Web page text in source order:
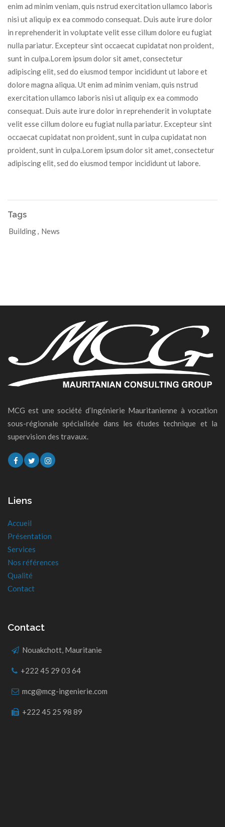
enim ad minim veniam, quis nstrud exercitation ullamco laboris
nisi ut aliquip ex ea commodo consequat. Duis aute irure dolor
in reprehenderit in voluptate velit esse cillum dolore eu fugiat
nulla pariatur. Excepteur sint occaecat cupidatat non proident,
sunt in culpa.Lorem ipsum dolor sit amet, consectetur
adipiscing elit, sed do eiusmod tempor incididunt ut labore et
dolore magna aliqua. Ut enim ad minim veniam, quis nstrud
exercitation ullamco laboris nisi ut aliquip ex ea commodo
consequat. Duis aute irure dolor in reprehenderit in voluptate
velit esse cillum dolore eu fugiat nulla pariatur. Excepteur sint
occaecat cupidatat non proident, sunt in culpa cupidatat non
proident, sunt in culpa.Lorem ipsum dolor sit amet, consectetur
adipiscing elit, sed do eiusmod tempor incididunt ut labore.
Tags
Building, News
MCG est une société d’Ingénierie Mauritanienne à vocation
sous-régionale spécialisée dans les études technique et la
supervision des travaux.
Liens
Accueil
Présentation
Services
Nos références
Qualité
Contact
Contact
Nouakchott, Mauritanie
+222 45 29 03 64
mcg@mcg-ingenierie.com
+222 45 25 98 89